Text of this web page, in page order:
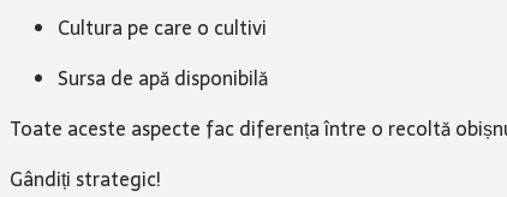
Cultura pe care o cultivi
Sursa de apă disponibilă
Toate aceste aspecte fac diferența între o recoltă
Gândiți strategic!